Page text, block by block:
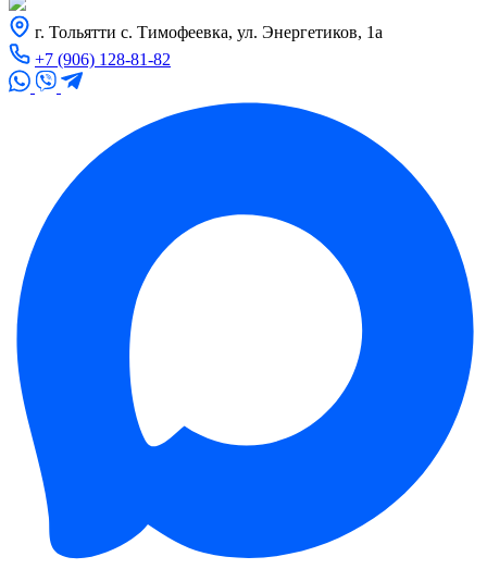
г. Тольятти с. Тимофеевка, ул. Энергетиков, 1а
+7 (906) 128-81-82